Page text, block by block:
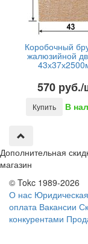
Коробочный
жалюзийной
570
Купить В
Дополнительная
магазин
© Tokc 1989-2026
О нас
оплата Вакансии
конкурентами